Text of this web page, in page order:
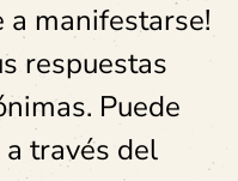
a manifestarse!
respuestas
Puede
través del